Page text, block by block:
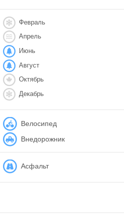
Февраль
Апрель
Июнь
Август
Октябрь
Декабрь
Велосипед
Внедорожник
Асфальт